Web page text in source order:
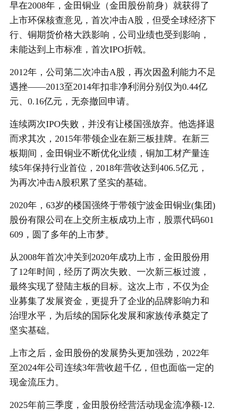
早在2008年，金田铜业（金田股份前身）就获得了
上市环保核查意见，首次冲击A股，但受全球经济下
行、铜期货价格大跌影响，公司业绩也受到影响，
未能达到上市标准，首次IPO折戟。
2012年，公司第二次冲击A股，再次因盈利能力不足
遇挫——2013至2014年扣非净利润分别仅为0.44亿
元、0.16亿元，无奈撤回申请。
连续两次IPO失败，并没有让楼国强放弃。他选择退
而求其次，2015年带领企业在新三板挂牌。在新三
板期间，金田铜业不断优化业绩，铜加工材产量连
续5年保持行业首位，2018年营收达到406.5亿元，
为再次冲击A股积累了坚实的基础。
2020年，63岁的楼国强终于带领宁波金田铜业(集团)
股份有限公司在上交所主板成功上市，股票代码601
609，圆了多年的上市梦。
从2008年首次冲关到2020年成功上市，金田股份用
了12年时间，经历了两次失败、一次新三板过渡，
最终实现了登陆主板的目标。这次上市，不仅为企
业募集了发展资金，更提升了企业的品牌影响力和
治理水平，为后续的国际化发展和家族传承奠定了
坚实基础。
上市之后，金田股份的发展势头更加强劲，2022年
至2024年公司连续3年营收超千亿，但也面临一定的
现金流压力。
2025年前三季度，金田股份经营活动现金流净额-12.